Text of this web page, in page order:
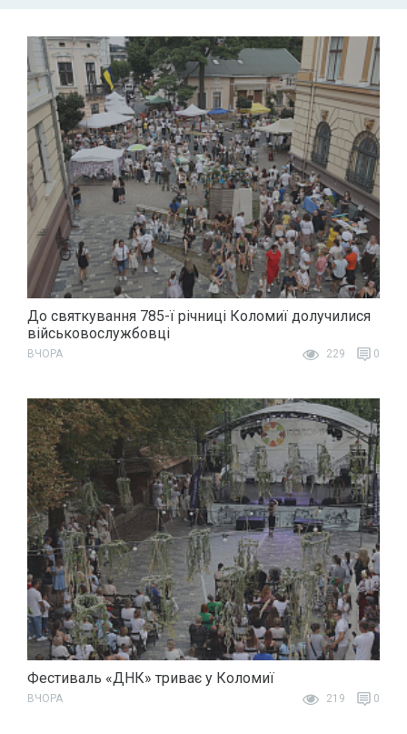
До святкування 785-ї річниці Коломиї долучилися
військовослужбовці
ВЧОРА 229 0
Фестиваль «ДНК» триває у Коломиї
ВЧОРА 219 0